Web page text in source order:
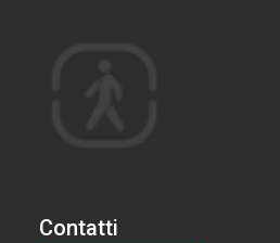
Contatti